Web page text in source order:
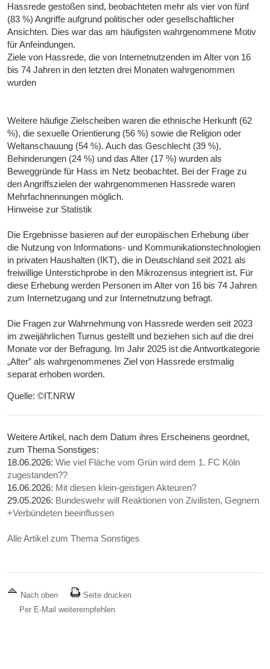
Hassrede gestoßen sind, beobachteten mehr als vier von fünf
(83 %) Angriffe aufgrund politischer oder gesellschaftlicher
Ansichten. Dies war das am häufigsten wahrgenommene Motiv
für Anfeindungen.
Ziele von Hassrede, die von Internetnutzenden im Alter von 16
bis 74 Jahren in den letzten drei Monaten wahrgenommen
wurden
Weitere häufige Zielscheiben waren die ethnische Herkunft (62
%), die sexuelle Orientierung (56 %) sowie die Religion oder
Weltanschauung (54 %). Auch das Geschlecht (39 %),
Behinderungen (24 %) und das Alter (17 %) wurden als
Beweggründe für Hass im Netz beobachtet. Bei der Frage zu
den Angriffszielen der wahrgenommenen Hassrede waren
Mehrfachnennungen möglich.
Hinweise zur Statistik
Die Ergebnisse basieren auf der europäischen Erhebung über
die Nutzung von Informations- und Kommunikationstechnologien
in privaten Haushalten (IKT), die in Deutschland seit 2021 als
freiwillige Unterstichprobe in den Mikrozensus integriert ist. Für
diese Erhebung werden Personen im Alter von 16 bis 74 Jahren
zum Internetzugang und zur Internetnutzung befragt.
Die Fragen zur Wahrnehmung von Hassrede werden seit 2023
im zweijährlichen Turnus gestellt und beziehen sich auf die drei
Monate vor der Befragung. Im Jahr 2025 ist die Antwortkategorie
„Alter” als wahrgenommenes Ziel von Hassrede erstmalig
separat erhoben worden.
Quelle: ©IT.NRW
Weitere Artikel, nach dem Datum ihres Erscheinens geordnet,
zum Thema Sonstiges:
18.06.2026:Wie viel Fläche vom Grün wird dem 1. FC Köln
zugestanden??
16.06.2026: Mit diesen klein-geistigen Akteuren?
29.05.2026: Bundeswehr will Reaktionen von Zivilisten, Gegnern
+Verbündeten beeinflussen
Alle Artikel zum Thema Sonstiges
Nach oben
Seite drucken
Per E-Mail weiterempfehlen